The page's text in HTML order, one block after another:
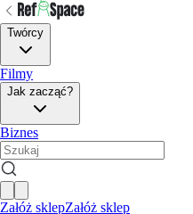
Twórcy
Filmy
Jak zacząć?
Biznes
Załóż sklepZałóż sklep